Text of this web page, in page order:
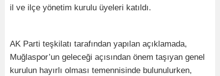
il ve ilçe yönetim kurulu üyeleri katıldı.
AK Parti teşkilatı tarafından yapılan açıklamada,
Muğlaspor’un geleceği açısından önem taşıyan genel
kurulun hayırlı olması temennisinde bulunulurken,